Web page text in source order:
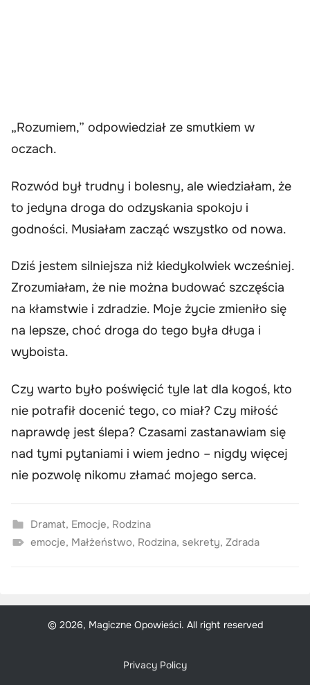
„Rozumiem,” odpowiedział ze smutkiem w
oczach.
Rozwód był trudny i bolesny, ale wiedziałam, że
to jedyna droga do odzyskania spokoju i
godności. Musiałam zacząć wszystko od nowa.
Dziś jestem silniejsza niż kiedykolwiek wcześniej.
Zrozumiałam, że nie można budować szczęścia
na kłamstwie i zdradzie. Moje życie zmieniło się
na lepsze, choć droga do tego była długa i
wyboista.
Czy warto było poświęcić tyle lat dla kogoś, kto
nie potrafił docenić tego, co miał? Czy miłość
naprawdę jest ślepa? Czasami zastanawiam się
nad tymi pytaniami i wiem jedno – nigdy więcej
nie pozwolę nikomu złamać mojego serca.
Dramat, Emocje, Rodzina
emocje, Małżeństwo, Rodzina, sekrety, Zdrada
© 2026, Magiczne Opowieści. All right reserved
Privacy Policy